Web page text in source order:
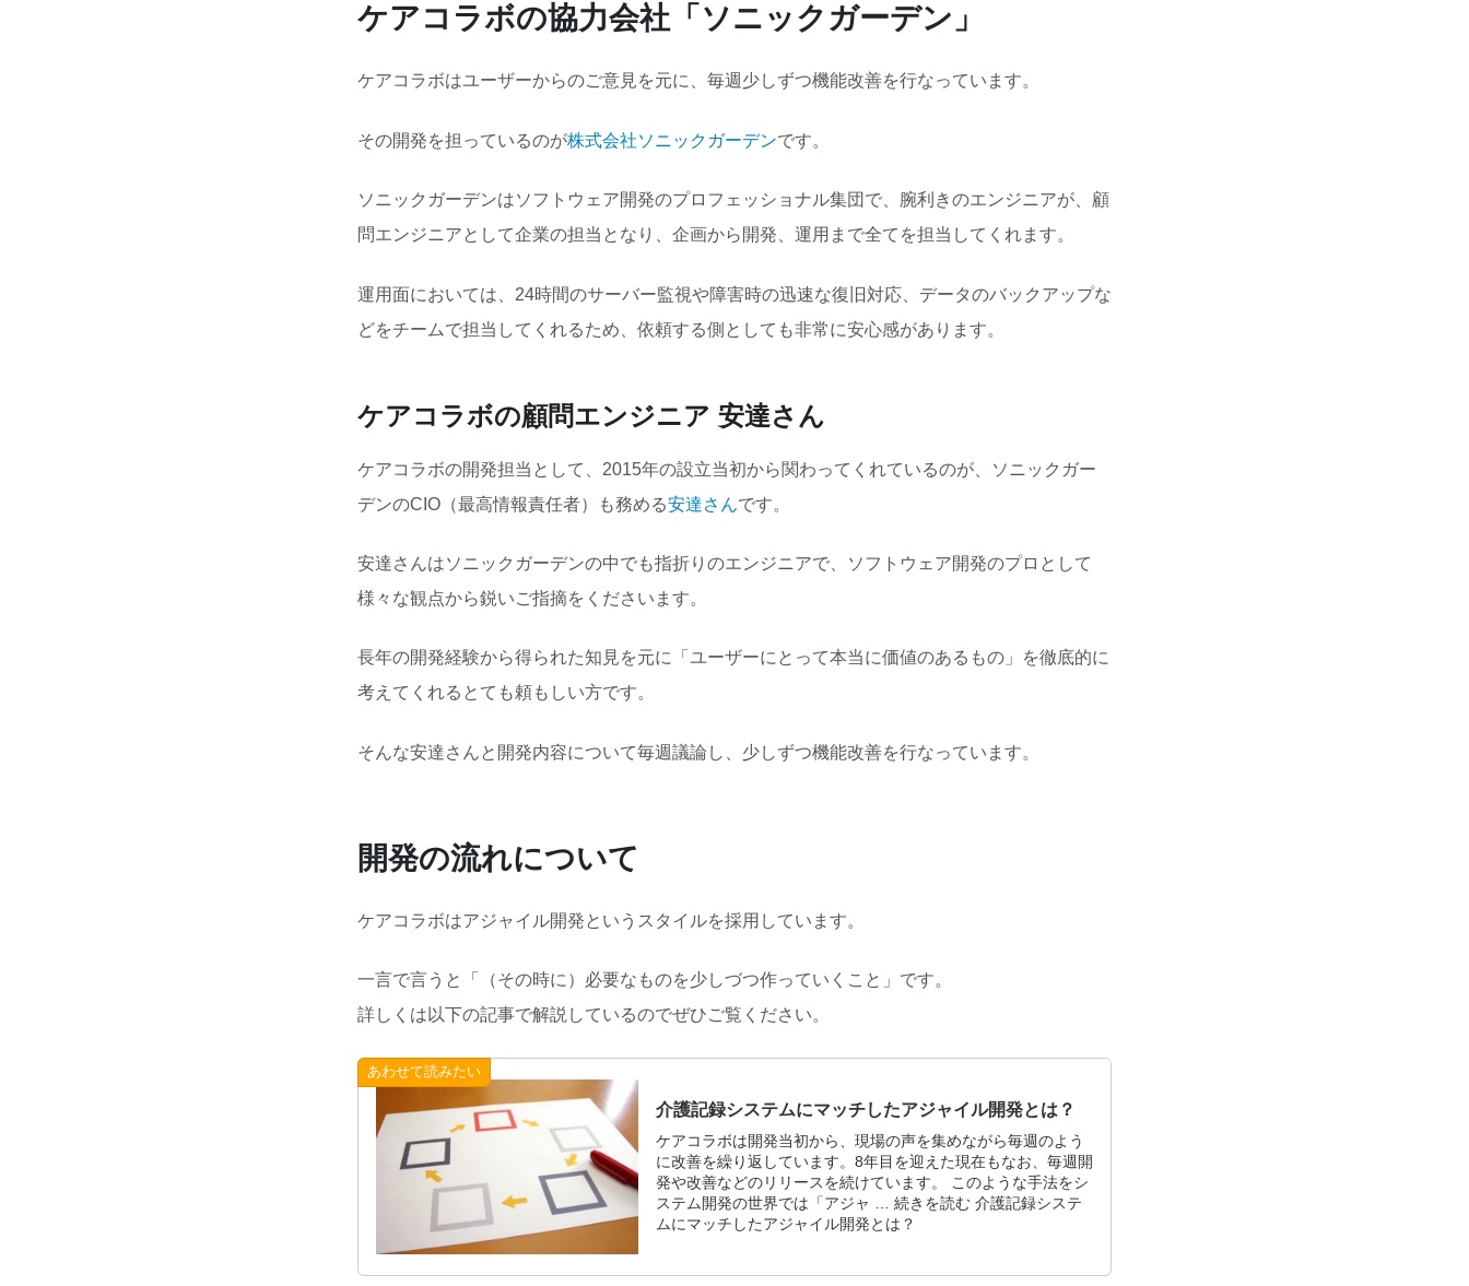
ケアコラボの協力会社「ソニックガーデン」
ケアコラボはユーザーからのご意見を元に、毎週少しずつ機能改善を行なっています。
その開発を担っているのが株式会社ソニックガーデンです。
ソニックガーデンはソフトウェア開発のプロフェッショナル集団で、腕利きのエンジニアが、顧
問エンジニアとして企業の担当となり、企画から開発、運用まで全てを担当してくれます。
運用面においては、24時間のサーバー監視や障害時の迅速な復旧対応、データのバックアップな
どをチームで担当してくれるため、依頼する側としても非常に安心感があります。
ケアコラボの顧問エンジニア 安達さん
ケアコラボの開発担当として、2015年の設立当初から関わってくれているのが、ソニックガー
デンのCIO（最高情報責任者）も務める安達さんです。
安達さんはソニックガーデンの中でも指折りのエンジニアで、ソフトウェア開発のプロとして
様々な観点から鋭いご指摘をくださいます。
長年の開発経験から得られた知見を元に「ユーザーにとって本当に価値のあるもの」を徹底的に
考えてくれるとても頼もしい方です。
そんな安達さんと開発内容について毎週議論し、少しずつ機能改善を行なっています。
開発の流れについて
ケアコラボはアジャイル開発というスタイルを採用しています。
一言で言うと「（その時に）必要なものを少しづつ作っていくこと」です。
詳しくは以下の記事で解説しているのでぜひご覧ください。